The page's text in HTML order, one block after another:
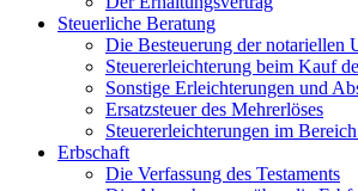
Steuerliche Beratung
Die Besteuerung der notariellen
Steuererleichterung beim Kauf
Sonstige Erleichterungen und
Ersatzsteuer des Mehrerlöses
Steuererleichterungen im
Erbschaft
Die Verfassung des Testaments